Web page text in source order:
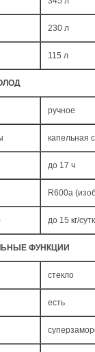
230 л
115 л
ручное
капельная
до 17 ч
R600a
до 15 кг/
ФУНКЦИИ
стекло
есть